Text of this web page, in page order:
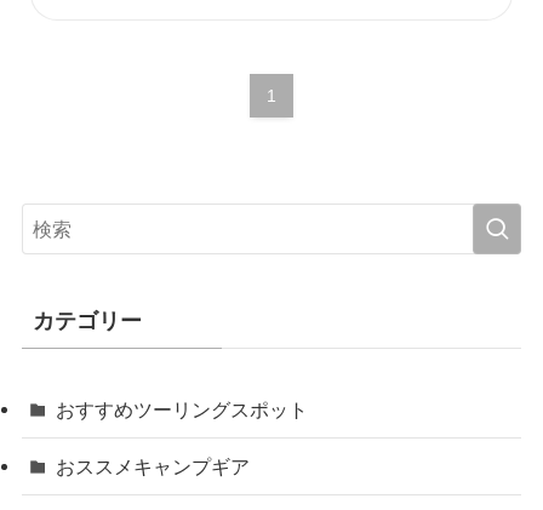
1
カテゴリー
おすすめツーリングスポット
おススメキャンプギア